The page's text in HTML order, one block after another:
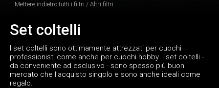
Mettere indietro tutti i filtri / Altri filtri
Set coltelli
I set coltelli sono ottimamente attrezzati per cuochi
professionisti come anche per cuochi hobby. I set coltelli -
da conveniente ad esclusivo - sono spesso più buon
mercato che l'acquisto singolo e sono anche ideali come
regalo.